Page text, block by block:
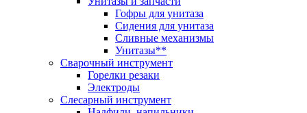
Гофры для унитаза
Сидения для унитаза
Сливные механизмы
Унитазы**
Сварочный инструмент
Горелки резаки
Электроды
Слесарный инструмент